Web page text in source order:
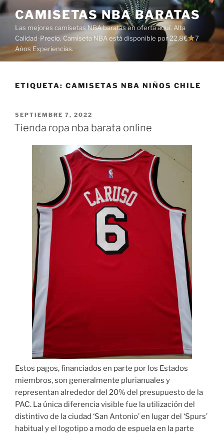
Saltar
al
contenido
CAMISETAS NBA BARATAS
Las mejores camisetas NBA baratas en oferta aquí. Alta
Calidad-Precio. Camiseta NBA está disponible por 22,8€
7
Años Experiencias.
ETIQUETA: CAMISETAS NBA NIÑOS CHILE
PUBLICADO
EL
SEPTIEMBRE 7, 2022
Tienda ropa nba barata online
Estos pagos, financiados en parte por los Estados
miembros, son generalmente plurianuales y
representan alrededor del 20% del presupuesto de la
PAC. La única diferencia visible fue la utilización del
distintivo de la ciudad ‘San Antonio’ en lugar del ‘Spurs’
habitual y el logotipo a modo de espuela en la parte